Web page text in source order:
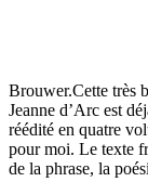
Brouwer.Cette très
Jeanne d’Arc est
réédité en quatre
pour moi. Le texte
de la phrase, la